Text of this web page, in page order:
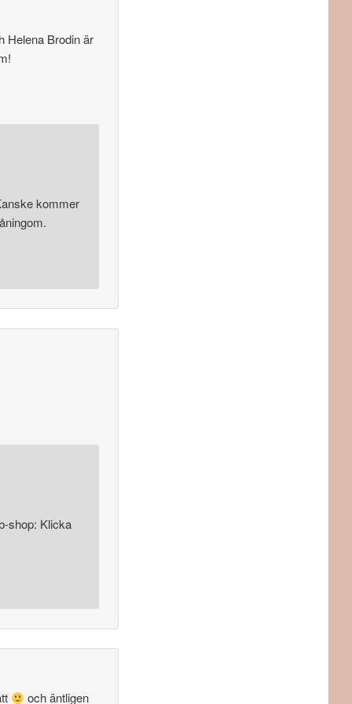
Helena Brodin är
kommer
shop: Klicka
och äntligen